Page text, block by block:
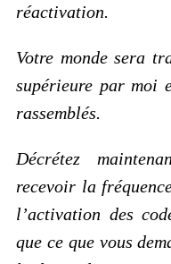
réactivation.
Votre monde sera
supérieure par moi
rassemblés.
Décrétez
recevoir la
l’activation des
que ce que vous